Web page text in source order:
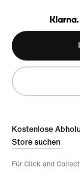
Kostenlose
Store suchen
Für Click and